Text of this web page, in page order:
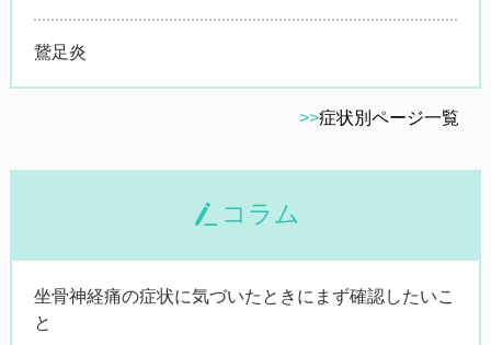
鵞足炎
>>症状別ページ一覧
コラム
坐骨神経痛の症状に気づいたときにまず確認したいこ
と